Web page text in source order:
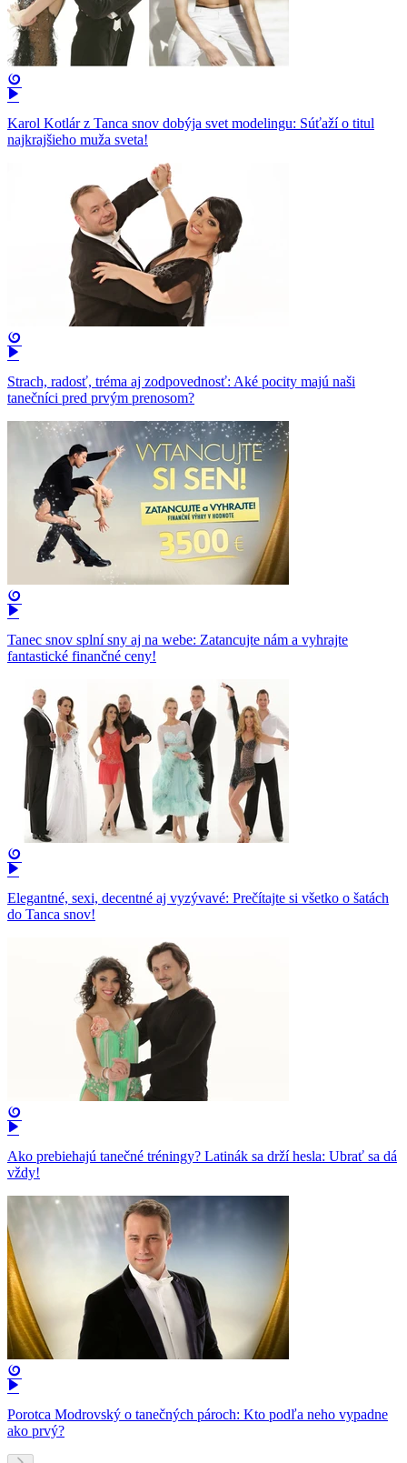
Karol Kotlár z Tanca snov dobýja svet modelingu: Súťaží o titul
najkrajšieho muža sveta!
Strach, radosť, tréma aj zodpovednosť: Aké pocity majú naši
tanečníci pred prvým prenosom?
Tanec snov splní sny aj na webe: Zatancujte nám a vyhrajte
fantastické finančné ceny!
Elegantné, sexi, decentné aj vyzývavé: Prečítajte si všetko o šatách
do Tanca snov!
Ako prebiehajú tanečné tréningy? Latinák sa drží hesla: Ubrať sa dá
vždy!
Porotca Modrovský o tanečných pároch: Kto podľa neho vypadne
ako prvý?